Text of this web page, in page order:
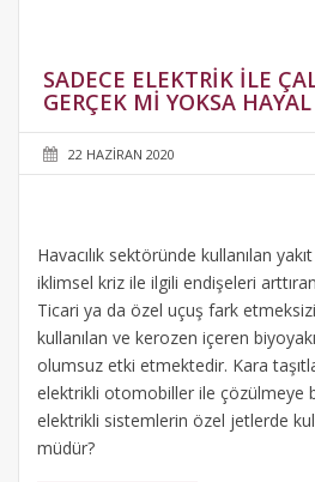
SADECE ELEKTRIK ILE
GERÇEK MI YOKSA
22 HAZIRAN 2020
Havacılık sektöründe kullanılan
iklimsel kriz ile ilgili endişeleri
Ticari ya da özel uçuş fark
kullanılan ve kerozen içeren
olumsuz etki etmektedir. Kara
elektrikli otomobiller ile çözülmeye
elektrikli sistemlerin özel jetlerde
müdür?